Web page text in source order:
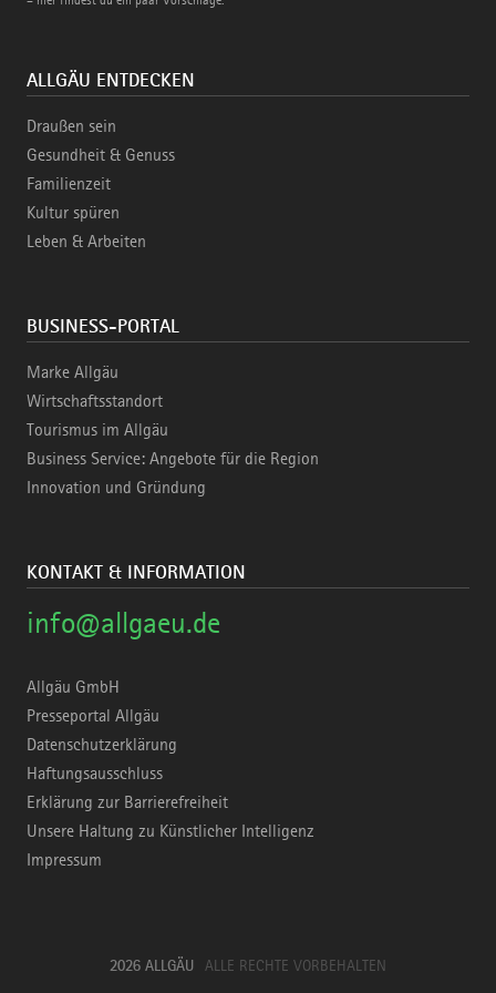
ALLGÄU ENTDECKEN
Draußen sein
Gesundheit & Genuss
Familienzeit
Kultur spüren
Leben & Arbeiten
BUSINESS-PORTAL
Marke Allgäu
Wirtschaftsstandort
Tourismus im Allgäu
Business Service: Angebote für die Region
Innovation und Gründung
KONTAKT & INFORMATION
info@allgaeu.de
Allgäu GmbH
Presseportal Allgäu
Datenschutzerklärung
Haftungsausschluss
Erklärung zur Barrierefreiheit
Unsere Haltung zu Künstlicher Intelligenz
Impressum
2026 ALLGÄU ALLE RECHTE VORBEHALTEN